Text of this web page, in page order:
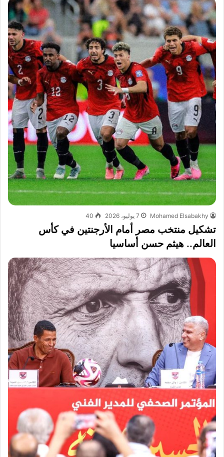
Mohamed Elsabakhy 7 يوليو، 2026 40
تشكيل منتخب مصر أمام الأرجنتين في كأس
العالم.. هيثم حسن أساسيا